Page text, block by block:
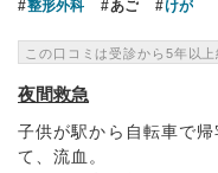
整形外科 あご けが
この口コミは受診から5年以上
夜間救急
子供が駅から自転車で
て、流血。